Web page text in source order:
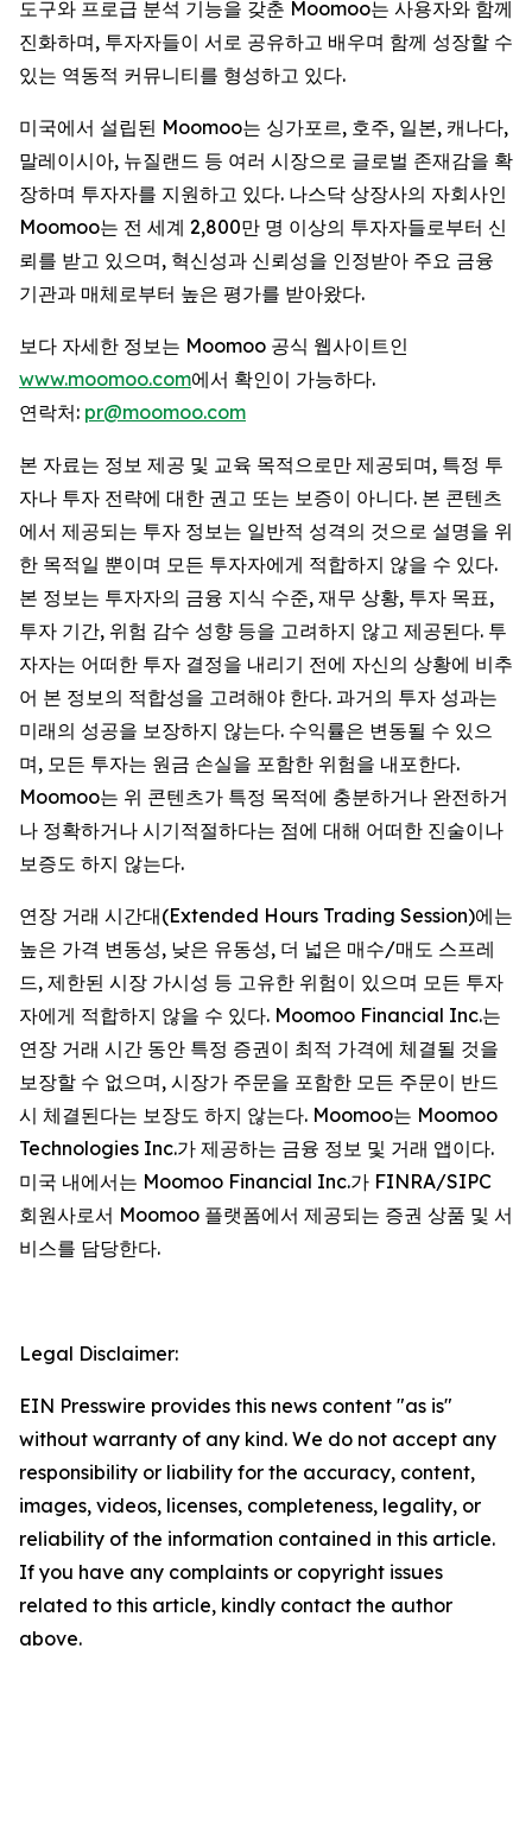
도구와 프로급 분석 기능을 갖춘 Moomoo는 사용자와 함께
진화하며, 투자자들이 서로 공유하고 배우며 함께 성장할 수
있는 역동적 커뮤니티를 형성하고 있다.
미국에서 설립된 Moomoo는 싱가포르, 호주, 일본, 캐나다,
말레이시아, 뉴질랜드 등 여러 시장으로 글로벌 존재감을 확
장하며 투자자를 지원하고 있다. 나스닥 상장사의 자회사인
Moomoo는 전 세계 2,800만 명 이상의 투자자들로부터 신
뢰를 받고 있으며, 혁신성과 신뢰성을 인정받아 주요 금융
기관과 매체로부터 높은 평가를 받아왔다.
보다 자세한 정보는 Moomoo 공식 웹사이트인
www.moomoo.com에서 확인이 가능하다.
연락처: pr@moomoo.com
본 자료는 정보 제공 및 교육 목적으로만 제공되며, 특정 투
자나 투자 전략에 대한 권고 또는 보증이 아니다. 본 콘텐츠
에서 제공되는 투자 정보는 일반적 성격의 것으로 설명을 위
한 목적일 뿐이며 모든 투자자에게 적합하지 않을 수 있다.
본 정보는 투자자의 금융 지식 수준, 재무 상황, 투자 목표,
투자 기간, 위험 감수 성향 등을 고려하지 않고 제공된다. 투
자자는 어떠한 투자 결정을 내리기 전에 자신의 상황에 비추
어 본 정보의 적합성을 고려해야 한다. 과거의 투자 성과는
미래의 성공을 보장하지 않는다. 수익률은 변동될 수 있으
며, 모든 투자는 원금 손실을 포함한 위험을 내포한다.
Moomoo는 위 콘텐츠가 특정 목적에 충분하거나 완전하거
나 정확하거나 시기적절하다는 점에 대해 어떠한 진술이나
보증도 하지 않는다.
연장 거래 시간대(Extended Hours Trading Session)에는
높은 가격 변동성, 낮은 유동성, 더 넓은 매수/매도 스프레
드, 제한된 시장 가시성 등 고유한 위험이 있으며 모든 투자
자에게 적합하지 않을 수 있다. Moomoo Financial Inc.는
연장 거래 시간 동안 특정 증권이 최적 가격에 체결될 것을
보장할 수 없으며, 시장가 주문을 포함한 모든 주문이 반드
시 체결된다는 보장도 하지 않는다. Moomoo는 Moomoo
Technologies Inc.가 제공하는 금융 정보 및 거래 앱이다.
미국 내에서는 Moomoo Financial Inc.가 FINRA/SIPC
회원사로서 Moomoo 플랫폼에서 제공되는 증권 상품 및 서
비스를 담당한다.
Legal Disclaimer:
EIN Presswire provides this news content "as is"
without warranty of any kind. We do not accept any
responsibility or liability for the accuracy, content,
images, videos, licenses, completeness, legality, or
reliability of the information contained in this article.
If you have any complaints or copyright issues
related to this article, kindly contact the author
above.